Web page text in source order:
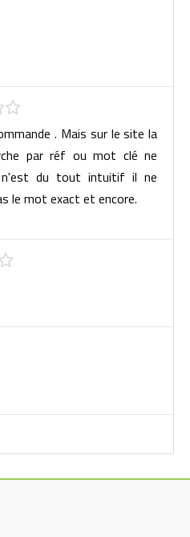
. Mais sur le site la
par réf ou mot clé ne
n'est du tout intuitif il ne
le mot exact et encore.